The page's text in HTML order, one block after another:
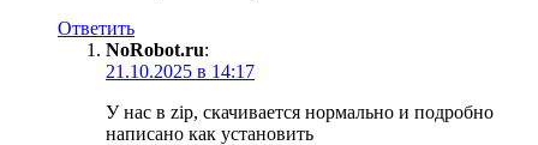
Ответить
NoRobot.ru:
21.10.2025 в 14:17
У нас в zip, скачивается нормально и подробно
написано как установить